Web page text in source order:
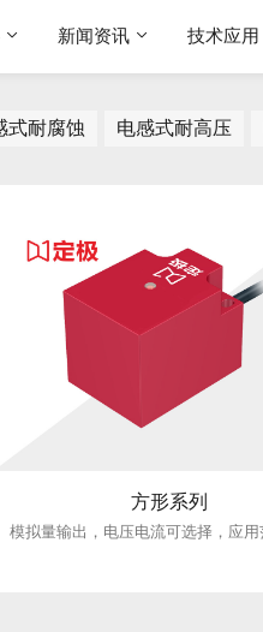
新闻资讯 技术应用
式耐腐蚀 电感式耐高压
方形系列